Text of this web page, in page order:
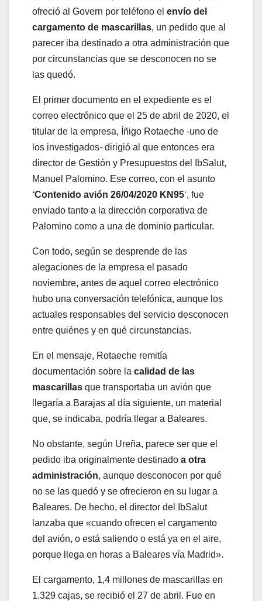
ofreció al Govern por teléfono el envío del
cargamento de mascarillas, un pedido que al
parecer iba destinado a otra administración que
por circunstancias que se desconocen no se
las quedó.
El primer documento en el expediente es el
correo electrónico que el 25 de abril de 2020, el
titular de la empresa, Íñigo Rotaeche -uno de
los investigados- dirigió al que entonces era
director de Gestión y Presupuestos del IbSalut,
Manuel Palomino. Ese correo, con el asunto
‘Contenido avión 26/04/2020 KN95‘, fue
enviado tanto a la dirección corporativa de
Palomino como a una de dominio particular.
Con todo, según se desprende de las
alegaciones de la empresa el pasado
noviembre, antes de aquel correo electrónico
hubo una conversación telefónica, aunque los
actuales responsables del servicio desconocen
entre quiénes y en qué circunstancias.
En el mensaje, Rotaeche remitía
documentación sobre la calidad de las
mascarillas que transportaba un avión que
llegaría a Barajas al día siguiente, un material
que, se indicaba, podría llegar a Baleares.
No obstante, según Ureña, parece ser que el
pedido iba originalmente destinado a otra
administración, aunque desconocen por qué
no se las quedó y se ofrecieron en su lugar a
Baleares. De hecho, el director del IbSalut
lanzaba que «cuando ofrecen el cargamento
del avión, o está saliendo o está ya en el aire,
porque llega en horas a Baleares vía Madrid».
El cargamento, 1,4 millones de mascarillas en
1.329 cajas, se recibió el 27 de abril. Fue en